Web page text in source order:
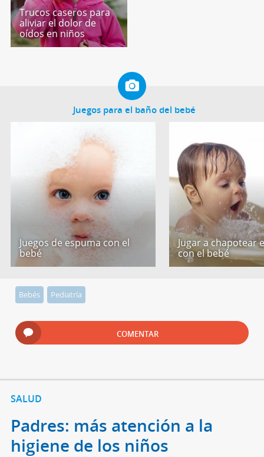
Trucos caseros para
aliviar el dolor de
oídos en niños
Juegos para el baño del bebé
Juegos de espuma con el
bebé
Jugar a chapotear
con el bebé
Bebés Pediatría
COMENTAR
SALUD
Padres: más atención a la
higiene de los niños